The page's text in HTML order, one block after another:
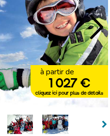
à partir de
1 027 €
cliquez ici pour plus de détails